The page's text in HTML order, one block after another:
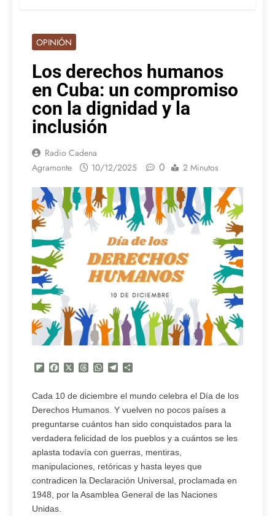
OPINIÓN
Los derechos humanos
en Cuba: un compromiso
con la dignidad y la
inclusión
Radio Cadena
Agramonte
10/12/2025 0 2 Minutos
Flipboard
FacebookThreadsWhatsApp
Telegram
Cada 10 de diciembre el mundo celebra el Día de los
Derechos Humanos. Y vuelven no pocos países a
preguntarse cuántos han sido conquistados para la
verdadera felicidad de los pueblos y a cuántos se les
aplasta todavía con guerras, mentiras,
manipulaciones, retóricas y hasta leyes que
contradicen la Declaración Univer­sal, proclamada en
1948, por la Asamblea General de las Naciones
Unidas.